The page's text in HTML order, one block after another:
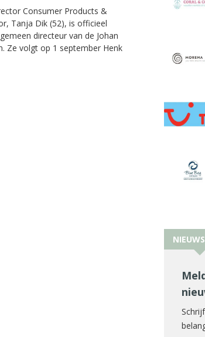
Consumer Products &
Tanja Dik (52), is officieel
directeur van de Johan
Ze volgt op 1 september Henk